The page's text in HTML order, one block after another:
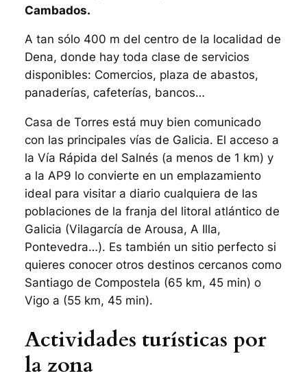
Cambados.
A tan sólo 400 m del centro de la localidad de
Dena, donde hay toda clase de servicios
disponibles: Comercios, plaza de abastos,
panaderías, cafeterías, bancos…
Casa de Torres está muy bien comunicado
con las principales vías de Galicia. El acceso a
la Vía Rápida del Salnés (a menos de 1 km) y
a la AP9 lo convierte en un emplazamiento
ideal para visitar a diario cualquiera de las
poblaciones de la franja del litoral atlántico de
Galicia (Vilagarcía de Arousa, A Illa,
Pontevedra…). Es también un sitio perfecto si
quieres conocer otros destinos cercanos como
Santiago de Compostela (65 km, 45 min) o
Vigo a (55 km, 45 min).
Actividades turísticas por
la zona